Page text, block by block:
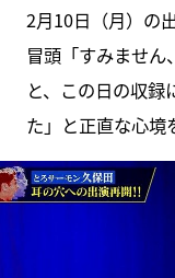
2月10日（月）の
冒頭「すみません
と、この日の収
た」と正直な心境